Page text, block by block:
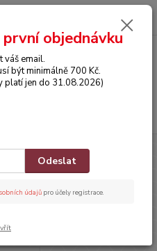
0,00 Kč
Trička s dlouhým rukávem
rukávem
objednávku
váš email.
být minimálně 700 Kč.
platí jen do 31.08.2026)
Odeslat
údajů pro účely registrace.